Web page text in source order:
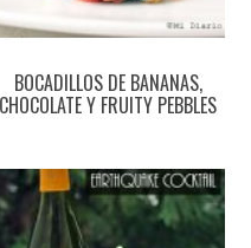
BOCADILLOS DE BANANAS,
CHOCOLATE Y FRUITY PEBBLES